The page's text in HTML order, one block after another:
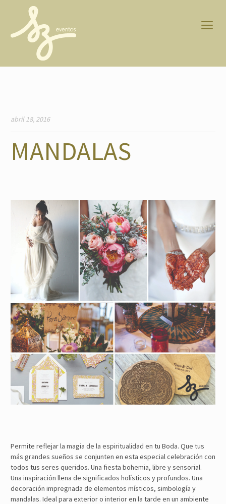
abril 18, 2016
MANDALAS
Permite reflejar la magia de la espiritualidad en tu Boda. Que tus
más grandes sueños se conjunten en esta especial celebración con
todos tus seres queridos. Una fiesta bohemia, libre y sensorial.
Una inspiración llena de significados holísticos y profundos. Una
decoración impregnada de elementos místicos, simbología y
mandalas. Ideal para exterior o interior en la tarde en un ambiente